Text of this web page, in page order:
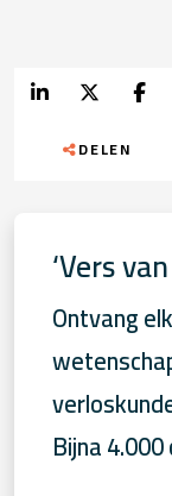
DELEN
‘Vers
Ontvang
Bijna